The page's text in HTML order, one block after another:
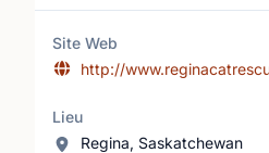
Site Web
http://
Lieu
Regina, Saskatchewan